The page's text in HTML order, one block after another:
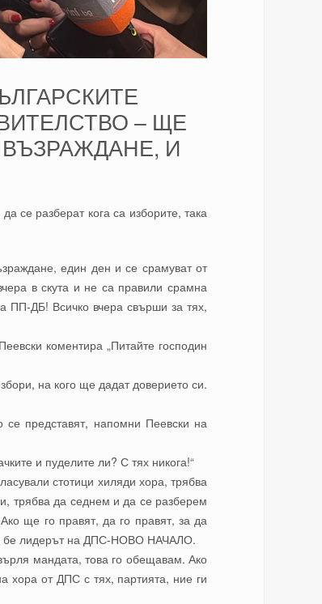
– ЩЕ
И
се разберат кога са изборите, така
един ден и се срамуват от
в скута и не са правили срамна
ПП-ДБ! Всичко вчера свърши за тях,
коментира „Питайте господин
на кого ще дадат доверието си.
се представят, напомни Пеевски на
и пуделите ли? С тях никога!“
стотици хиляди хора, трябва
трябва да седнем и да се разберем
ще го правят, да го правят, за да
бе лидерът на ДПС-НОВО НАЧАЛО.
мандата, това го обещавам. Ако
хора от ДПС с тях, партията, ние ги